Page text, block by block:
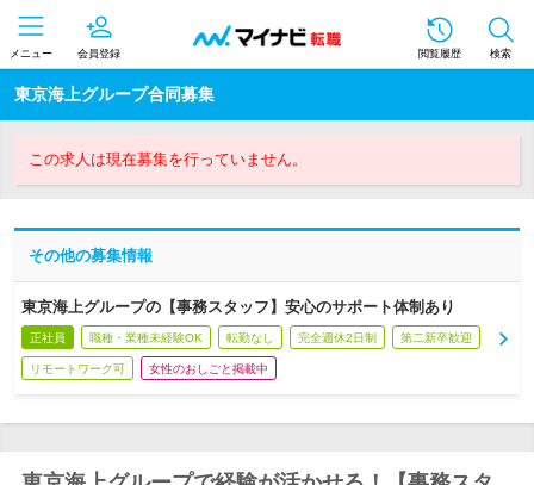
メニュー 会員登録 閲覧履歴 検索
東京海上グループ合同募集
この求人は現在募集を行っていません。
その他の募集情報
東京海上グループの【事務スタッフ】安心のサポート体制あり
正社員 職種・業種未経験OK 転勤なし 完全週休2日制 第二新卒歓迎
リモートワーク可 女性のおしごと掲載中